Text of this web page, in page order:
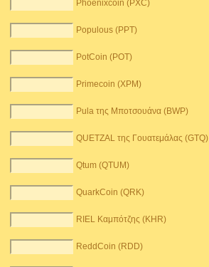
Phoenixcoin (PXC)
Populous (PPT)
PotCoin (POT)
Primecoin (XPM)
Pula της Μποτσουάνα (BWP)
QUETZAL της Γουατεμάλας (GTQ)
Qtum (QTUM)
QuarkCoin (QRK)
RIEL Καμπότζης (KHR)
ReddCoin (RDD)